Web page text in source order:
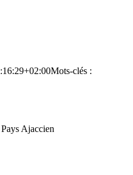
Mots-clés :
Ajaccien